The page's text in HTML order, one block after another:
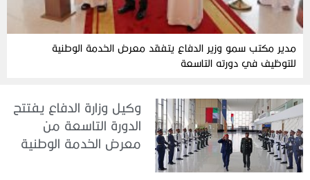
مدير مكتب سمو وزير الدفاع يتفقد معرض الخدمة الوطنية
للتوظيف في دورته التاسعة
وكيل وزارة الدفاع يفتتح
الدورة التاسعة من
معرض الخدمة الوطنية